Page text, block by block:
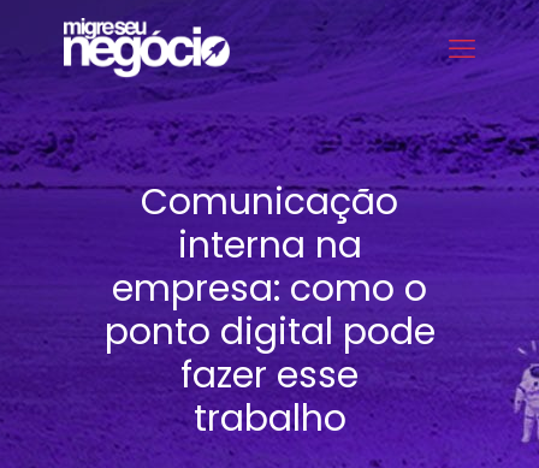
Comunicação
interna na
empresa: como o
ponto digital pode
fazer esse
trabalho